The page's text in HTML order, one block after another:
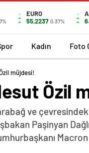
EURO
55,2237 0.37%
Kadın Foto
müjdesi!
Özil
ve
Paşinyan